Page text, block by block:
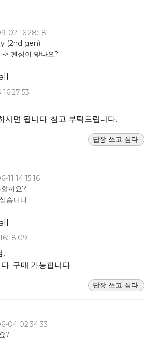
02 16:28:18
(2nd gen)
> 펜심이 맞나요?
시면 됩니다. 참고 부탁드립니다.
답장 쓰고 싶다.
11 14:15:16
까요?
습니다.
,
. 구매 가능합니다.
답장 쓰고 싶다.
04 02:34:33
?